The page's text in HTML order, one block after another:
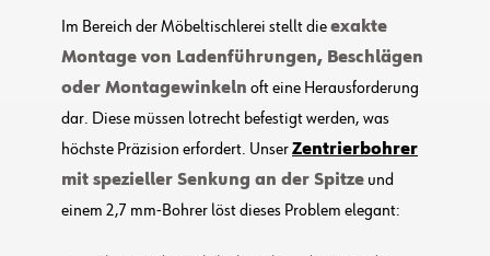
Im Bereich der Möbeltischlerei stellt dieexakte
Montage von Ladenführungen, Beschlägen
oder Montagewinkeln oft eine Herausforderung
dar. Diese müssen lotrecht befestigt werden, was
höchste Präzision erfordert. UnserZentrierbohrer
mit spezieller Senkung an der Spitze und
einem 2,7 mm-Bohrer löst dieses Problem elegant: